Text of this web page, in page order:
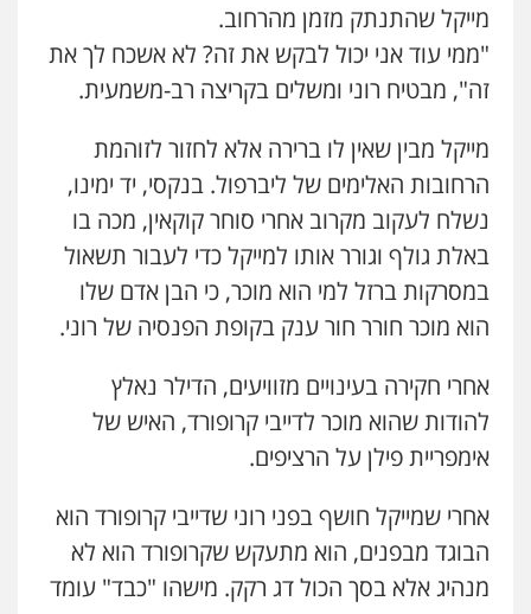
מייקל שהתנתק מזמן מהרחוב.
"ממי עוד אני יכול לבקש את זה? לא אשכח לך את
זה", מבטיח רוני ומשלים בקריצה רב-משמעית.
מייקל מבין שאין לו ברירה אלא לחזור לזוהמת
הרחובות האלימים של ליברפול. בנקסי, יד ימינו,
נשלח לעקוב מקרוב אחרי סוחר קוקאין, מכה בו
באלת גולף וגורר אותו למייקל כדי לעבור תשאול
במסרקות ברזל למי הוא מוכר, כי הבן אדם שלו
הוא מוכר חורר חור ענק בקופת הפנסיה של רוני.
אחרי חקירה בעינויים מזוויעים, הדילר נאלץ
להודות שהוא מוכר לדייבי קרופורד, האיש של
אימפריית פילן על הרציפים.
אחרי שמייקל חושף בפני רוני שדייבי קרופורד הוא
הבוגד מבפנים, הוא מתעקש שקרופורד הוא לא
מנהיג אלא בסך הכול דג רקק. מישהו "כבד" עומד